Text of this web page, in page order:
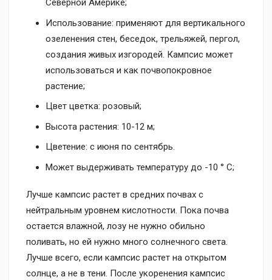
Северной Америке;
Использование: применяют для вертикального
озеленения стен, беседок, трельяжей, пергол,
создания живых изгородей. Кампсис может
использоваться и как почвопокровное
растение;
Цвет цветка: розовый;
Высота растения: 10-12 м;
Цветение: с июня по сентябрь.
Может выдерживать температуру до -10 ° C;
Лучше кампсис растет в средних почвах с
нейтральным уровнем кислотности. Пока почва
остается влажной, лозу не нужно обильно
поливать, но ей нужно много солнечного света.
Лучше всего, если кампсис растет на открытом
солнце, а не в тени. После укоренения кампсис